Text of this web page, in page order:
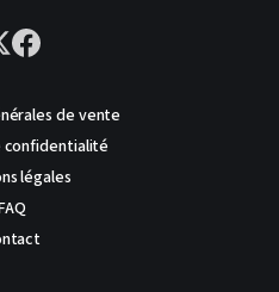
de vente
confidentialité
légales